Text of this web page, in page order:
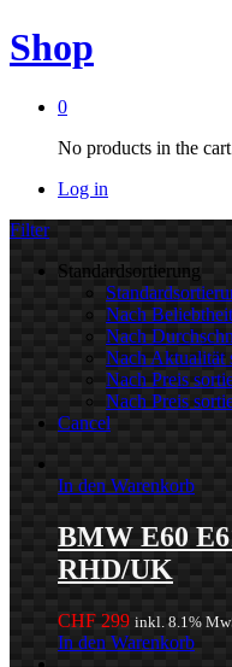
Shop
0
No products in the
Log in
Filter
Standardsortierung
Nach
Nach
Nach Aktualität
Nach Preis
Nach Preis
Cancel
In den Warenkorb
BMW E60
RHD/UK
CHF 299 inkl. 8.1%
In den Warenkorb